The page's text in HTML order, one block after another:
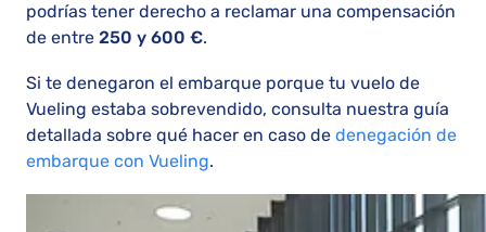
podrías tener derecho a reclamar una compensación
de entre 250 y 600 €.
Si te denegaron el embarque porque tu vuelo de
Vueling estaba sobrevendido, consulta nuestra guía
detallada sobre qué hacer en caso de denegación de
embarque con Vueling.